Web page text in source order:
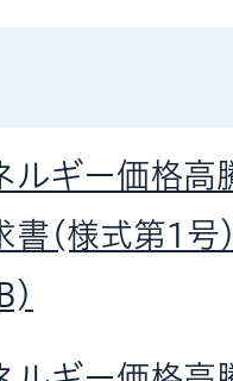
ルギー価格高
書(様式第1